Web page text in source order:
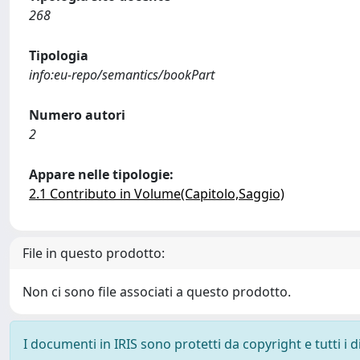
268
Tipologia
info:eu-repo/semantics/bookPart
Numero autori
2
Appare nelle tipologie:
2.1 Contributo in Volume(Capitolo,Saggio)
File in questo prodotto:
Non ci sono file associati a questo prodotto.
I documenti in IRIS sono protetti da copyright e tutti i